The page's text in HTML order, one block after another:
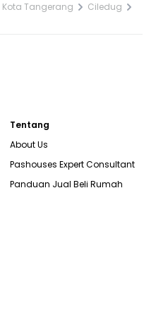
Kota Tangerang
Ciledug
Tentang
About Us
Pashouses Expert Consultant
Panduan Jual Beli Rumah